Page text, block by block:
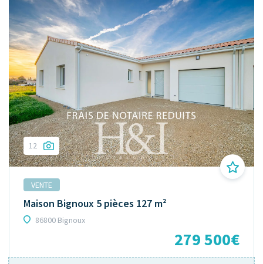
12
VENTE
Maison Bignoux 5 pièces 127 m²
86800 Bignoux
279 500€